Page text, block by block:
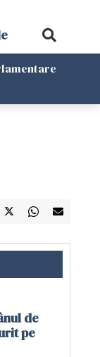
de
pe